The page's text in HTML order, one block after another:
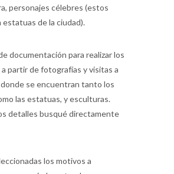
personajes célebres (estos
estatuas de la ciudad).
documentación para realizar los
partir de fotografías y visitas a
se encuentran tanto los
las estatuas, y esculturas.
detalles busqué directamente
los motivos a